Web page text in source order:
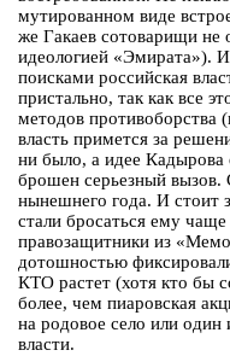
мутированном виде
же Гакаев сотоварищи не
идеологией «Эмирата»).
поисками российская
пристально, так как все
методов противоборства
власть примется за
ни было, а идее Кадырова
брошен серьезный вызов.
нынешнего года. И стоит
стали бросаться ему
правозащитники из
дотошностью
КТО растет (хотя кто бы
более, чем пиаровская
на родовое село или один
власти.